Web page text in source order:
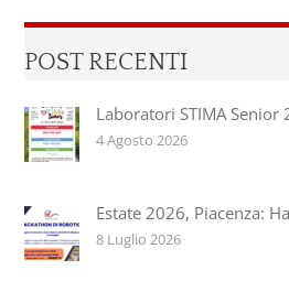
POST RECENTI
Laboratori STIMA Senior
4 Agosto 2026
Estate 2026, Piacenza:
8 Luglio 2026